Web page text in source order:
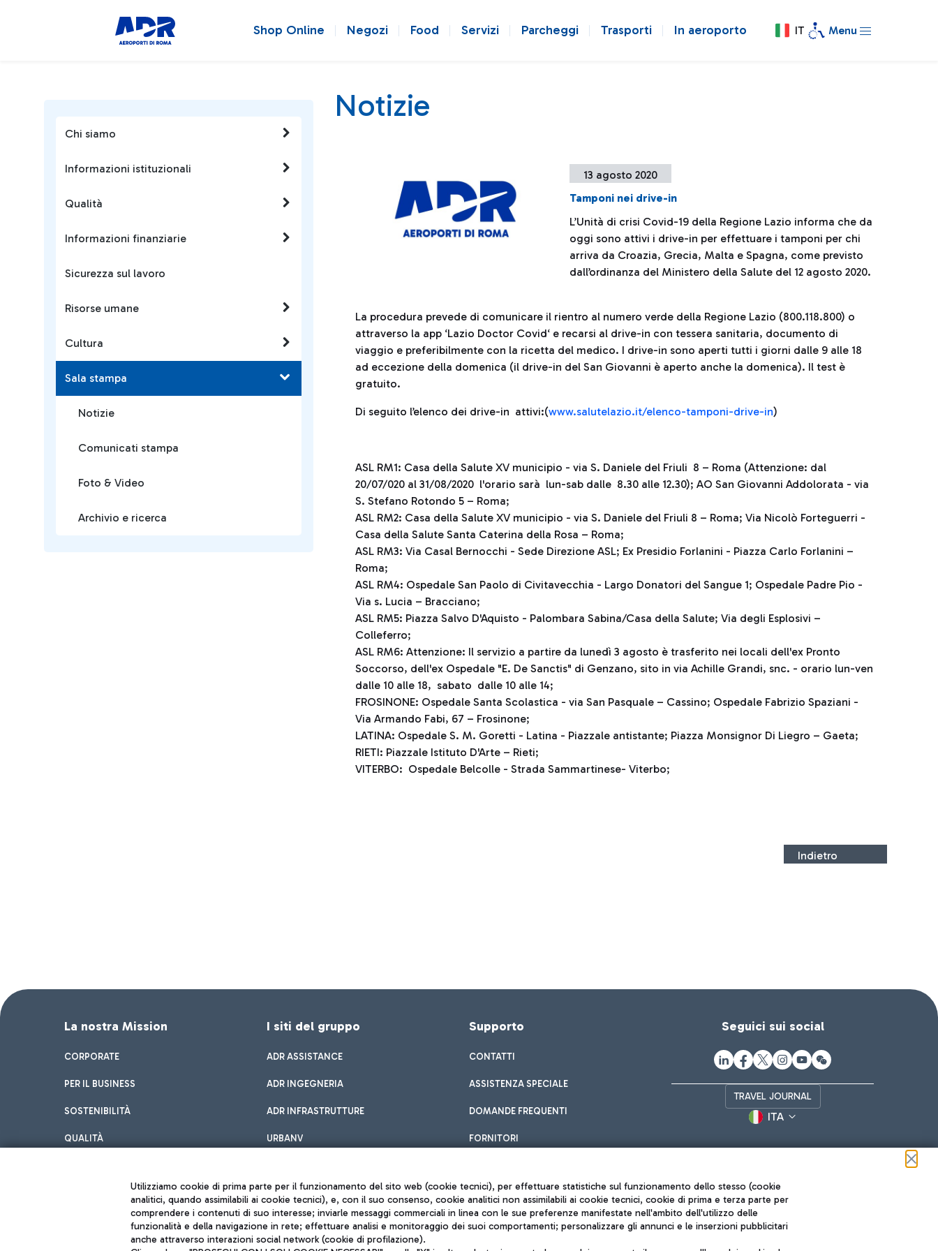
Shop Online Negozi Food Servizi Parcheggi Trasporti In aeroporto IT Menu
Chi siamo
Informazioni istituzionali
Qualità
Informazioni finanziarie
Sicurezza sul lavoro
Risorse umane
Cultura
Sala stampa
Notizie
Comunicati stampa
Foto & Video
Archivio e ricerca
Notizie
13 agosto 2020
Tamponi nei drive-in
L’Unità di crisi Covid-19 della Regione Lazio informa che da
oggi sono attivi i drive-in per effettuare i tamponi per chi
arriva da Croazia, Grecia, Malta e Spagna, come previsto
dall’ordinanza del Ministero della Salute del 12 agosto 2020.
La procedura prevede di comunicare il rientro al numero verde della Regione Lazio (800.118.800) o
attraverso la app ‘Lazio Doctor Covid‘ e recarsi al drive-in con tessera sanitaria, documento di
viaggio e preferibilmente con la ricetta del medico. I drive-in sono aperti tutti i giorni dalle 9 alle 18
ad eccezione della domenica (il drive-in del San Giovanni è aperto anche la domenica). Il test è
gratuito.
Di seguito l’elenco dei drive-in attivi:(www.salutelazio.it/elenco-tamponi-drive-in)
ASL RM1: Casa della Salute XV municipio - via S. Daniele del Friuli 8 – Roma (Attenzione: dal
20/07/020 al 31/08/2020 l'orario sarà lun-sab dalle 8.30 alle 12.30); AO San Giovanni Addolorata - via
S. Stefano Rotondo 5 – Roma;
ASL RM2: Casa della Salute XV municipio - via S. Daniele del Friuli 8 – Roma; Via Nicolò Forteguerri -
Casa della Salute Santa Caterina della Rosa – Roma;
ASL RM3: Via Casal Bernocchi - Sede Direzione ASL; Ex Presidio Forlanini - Piazza Carlo Forlanini –
Roma;
ASL RM4: Ospedale San Paolo di Civitavecchia - Largo Donatori del Sangue 1; Ospedale Padre Pio -
Via s. Lucia – Bracciano;
ASL RM5: Piazza Salvo D'Aquisto - Palombara Sabina/Casa della Salute; Via degli Esplosivi –
Colleferro;
ASL RM6: Attenzione: Il servizio a partire da lunedì 3 agosto è trasferito nei locali dell'ex Pronto
Soccorso, dell'ex Ospedale "E. De Sanctis" di Genzano, sito in via Achille Grandi, snc. - orario lun-ven
dalle 10 alle 18, sabato dalle 10 alle 14;
FROSINONE: Ospedale Santa Scolastica - via San Pasquale – Cassino; Ospedale Fabrizio Spaziani -
Via Armando Fabi, 67 – Frosinone;
LATINA: Ospedale S. M. Goretti - Latina - Piazzale antistante; Piazza Monsignor Di Liegro – Gaeta;
RIETI: Piazzale Istituto D'Arte – Rieti;
VITERBO: Ospedale Belcolle - Strada Sammartinese- Viterbo;
Indietro
La nostra Mission
CORPORATE
PER IL BUSINESS
SOSTENIBILITÀ
QUALITÀ
I siti del gruppo
ADR ASSISTANCE
ADR INGEGNERIA
ADR INFRASTRUTTURE
URBANV
Supporto
CONTATTI
ASSISTENZA SPECIALE
DOMANDE FREQUENTI
FORNITORI
Seguici sui social
TRAVEL JOURNAL
ITA
Utilizziamo cookie di prima parte per il funzionamento del sito web (cookie tecnici), per effettuare statistiche sul funzionamento dello stesso (cookie
analitici, quando assimilabili ai cookie tecnici), e, con il suo consenso, cookie analitici non assimilabili ai cookie tecnici, cookie di prima e terza parte per
comprendere i contenuti di suo interesse; inviarle messaggi commerciali in linea con le sue preferenze manifestate nell'ambito dell'utilizzo delle
funzionalità e della navigazione in rete; effettuare analisi e monitoraggio dei suoi comportamenti; personalizzare gli annunci e le inserzioni pubblicitari
anche attraverso interazioni social network (cookie di profilazione).